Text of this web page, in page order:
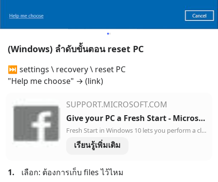
(Windows) ลำดับขั้นตอน reset PC
⏭️ settings \ recovery \ reset PC
"Help me choose" → (link)
SUPPORT.MICROSOFT.COM
Give your PC a Fresh Start - Microsoft Support
Fresh Start in Windows 10 lets you perform a clean reinstallation and update of Windows while keeping your personal data and most Windows settings intact.
เรียนรู้เพิ่มเติม
1.
เลือก: ต้องการเก็บ files ไว้ไหม